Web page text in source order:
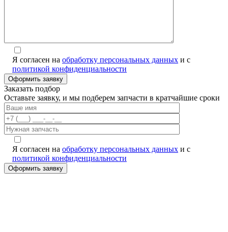
Я согласен на обработку персональных данных и с
политикой конфиденциальности
Заказать подбор
Оставьте заявку, и мы подберем запчасти в кратчайшие сроки
Я согласен на обработку персональных данных и с
политикой конфиденциальности